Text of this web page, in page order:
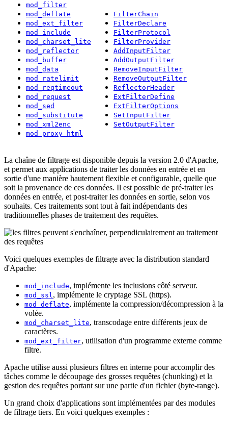
mod_filter
mod_deflate
mod_ext_filter
mod_include
mod_charset_lite
mod_reflector
mod_buffer
mod_data
mod_ratelimit
mod_reqtimeout
mod_request
mod_sed
mod_substitute
mod_xml2enc
mod_proxy_html
FilterChain
FilterDeclare
FilterProtocol
FilterProvider
AddInputFilter
AddOutputFilter
RemoveInputFilter
RemoveOutputFilter
ReflectorHeader
ExtFilterDefine
ExtFilterOptions
SetInputFilter
SetOutputFilter
La chaîne de filtrage est disponible depuis la version 2.0 d'Apache,
et permet aux applications de traiter les données en entrée et en
sortie d'une manière hautement flexible et configurable, quelle que
soit la provenance de ces données. Il est possible de pré-traiter les
données en entrée, et post-traiter les données en sortie, selon vos
souhaits. Ces traitements sont tout à fait indépendants des
traditionnelles phases de traitement des requêtes.
Voici quelques exemples de filtrage avec la distribution standard
d'Apache:
mod_include, implémente les inclusions côté serveur.
mod_ssl , implémente le cryptage SSL (https).
mod_deflate, implémente la compression/décompression à la
volée.
mod_charset_lite, transcodage entre différents jeux de
caractères.
mod_ext_filter, utilisation d'un programme externe comme
filtre.
Apache utilise aussi plusieurs filtres en interne pour accomplir des
tâches comme le découpage des grosses requêtes (chunking) et la
gestion des requêtes portant sur une partie d'un fichier (byte-range).
Un grand choix d'applications sont implémentées par des modules
de filtrage tiers. En voici quelques exemples :